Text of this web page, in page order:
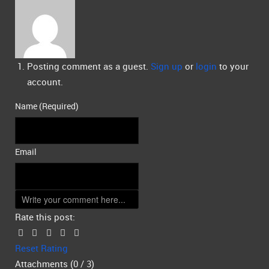
Posting comment as a guest. Sign up or login to your
account.
Name (Required)
Email
Rate this post:
Reset Rating
Attachments (0 / 3)